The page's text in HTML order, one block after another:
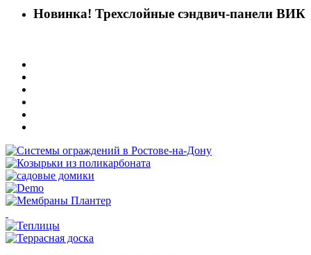
Новинка! Трехслойные сэндвич-панели ВИК